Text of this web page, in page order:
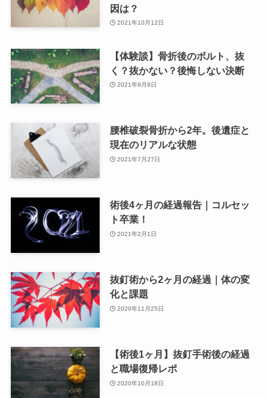
因は？
2021年10月12日
【体験談】骨折後のボルト、抜
く？抜かない？後悔しない決断
2021年9月8日
腰椎破裂骨折から2年。後遺症と
現在のリアルな状態
2021年7月27日
術後4ヶ月の経過報告｜コルセッ
ト卒業！
2021年2月1日
抜釘術から2ヶ月の経過｜体の変
化と課題
2020年11月25日
【術後1ヶ月】抜釘手術後の経過
と職場復帰レポ
2020年10月18日